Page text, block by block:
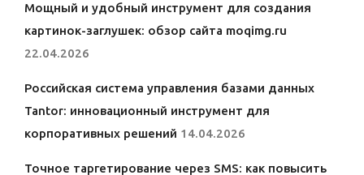
Мощный и удобный инструмент для создания
картинок-заглушек: обзор сайта moqimg.ru
22.04.2026
Российская система управления базами данных
Tantor: инновационный инструмент для
корпоративных решений 14.04.2026
Точное таргетирование через SMS: как повысить